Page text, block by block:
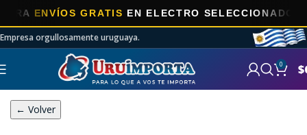
ENVÍOS GRATISEN ELECTRO SELECCIONADOS!
Empresa orgullosamente uruguaya.
0 $
← Volver